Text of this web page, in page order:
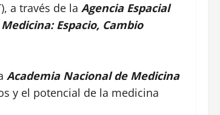
a través de la Agencia Espacial
Espacio, Cambio
Academia Nacional de Medicina
y el potencial de la medicina